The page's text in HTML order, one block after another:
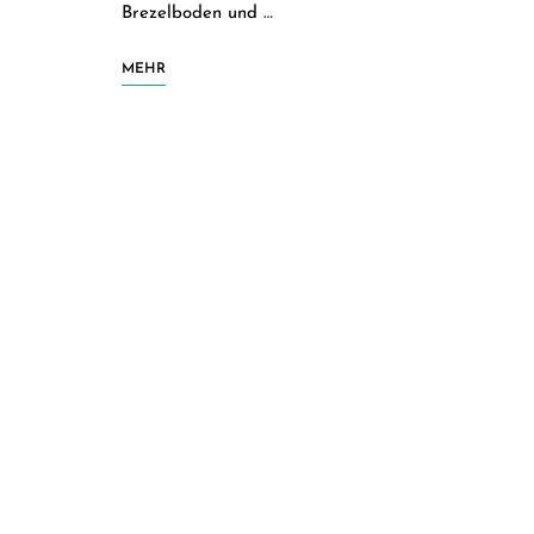
Brezelboden und …
MEHR